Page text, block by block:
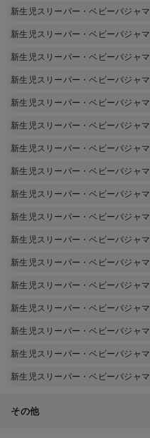
新生児スリーパー・ベビーパジャマ
新生児スリーパー・ベビーパジャマ
新生児スリーパー・ベビーパジャマ
新生児スリーパー・ベビーパジャマ
新生児スリーパー・ベビーパジャマ
新生児スリーパー・ベビーパジャマ
新生児スリーパー・ベビーパジャマ
新生児スリーパー・ベビーパジャマ
新生児スリーパー・ベビーパジャマ
新生児スリーパー・ベビーパジャマ
新生児スリーパー・ベビーパジャマ
新生児スリーパー・ベビーパジャマ
新生児スリーパー・ベビーパジャマ
新生児スリーパー・ベビーパジャマ
新生児スリーパー・ベビーパジャマ
新生児スリーパー・ベビーパジャマ
新生児スリーパー・ベビーパジャマ
その他